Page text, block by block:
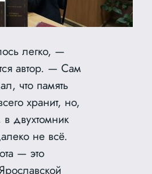
легко, —
автор. — Сам
что память
хранит, но,
в двухтомник
не всё.
— это